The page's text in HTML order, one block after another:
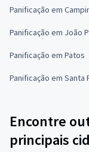
Panificação em
Panificação em João
Panificação em Patos
Panificação em Santa
Encontre
principais